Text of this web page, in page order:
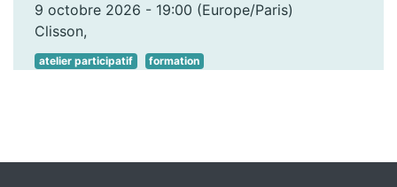
9 octobre 2026 - 19:00 (Europe/Paris)
Clisson,
atelier participatif formation